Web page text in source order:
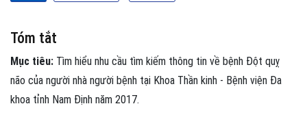
Tóm tắt
Mục tiêu: Tìm hiểu nhu cầu tìm kiếm thông tin về bệnh Đột quỵ
não của người nhà người bệnh tại Khoa Thần kinh - Bệnh viện Đa
khoa tỉnh Nam Định năm 2017.